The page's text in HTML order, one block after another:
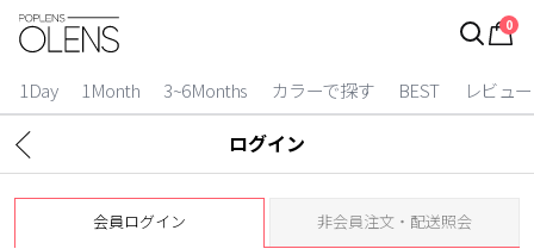
0
1Day 1Month 3~6Months カラーで探す BEST レビュー
ログイン
カラコン比較
今月限定特典
ログイン
会員ログイン 非会員注文・配送照会